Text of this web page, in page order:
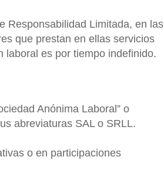
Responsabilidad Limitada, en las
que prestan en ellas servicios
laboral es por tiempo indefinido.
Anónima Laboral” o
abreviaturas SAL o SRLL.
o en participaciones